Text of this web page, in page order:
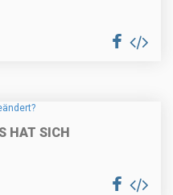
HAT SICH